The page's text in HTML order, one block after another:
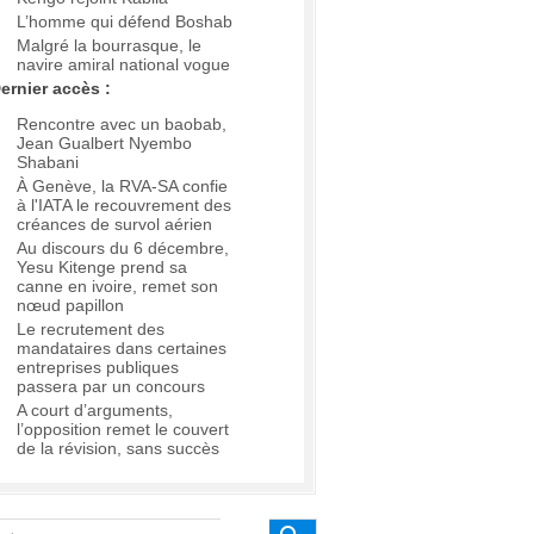
L’homme qui défend Boshab
Malgré la bourrasque, le
navire amiral national vogue
accès :
Rencontre avec un baobab,
Jean Gualbert Nyembo
Shabani
À Genève, la RVA-SA confie
à l'IATA le recouvrement des
créances de survol aérien
Au discours du 6 décembre,
Yesu Kitenge prend sa
canne en ivoire, remet son
nœud papillon
Le recrutement des
mandataires dans certaines
entreprises publiques
passera par un concours
A court d’arguments,
l’opposition remet le couvert
de la révision, sans succès